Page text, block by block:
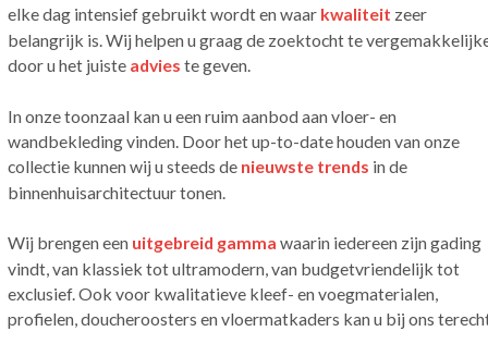
elke dag intensief gebruikt wordt en waar kwaliteit zeer
belangrijk is. Wij helpen u graag de zoektocht te
door u het juiste advies te geven.
In onze toonzaal kan u een ruim aanbod aan vloer- en
wandbekleding vinden. Door het up-to-date houden van onze
collectie kunnen wij u steeds de nieuwste trends in de
binnenhuisarchitectuur tonen.
Wij brengen een uitgebreid gamma waarin iedereen zijn gading
vindt, van klassiek tot ultramodern, van budgetvriendelijk tot
exclusief. Ook voor kwalitatieve kleef- en voegmaterialen,
profielen, doucheroosters en vloermatkaders kan u bij ons